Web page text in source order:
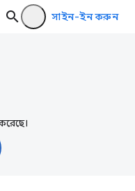
সাইন-ইন করুন